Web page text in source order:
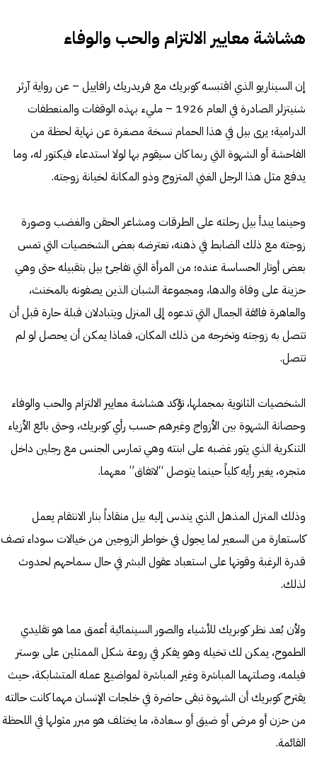
هشاشة معايير الالتزام والحب والوفاء
إن السيناريو الذي اقتبسه كوبريك مع فريدريك رافاييل – عن رواية آرثر
شنيتزلر الصادرة في العام 1926 – مليء بهذه الوقفات والمنعطفات
الدرامية؛ يرى بيل في هذا الحمام نسخة مصغرة عن نهاية لحظة من
الفاحشة أو الشهوة التي ربما كان سيقوم بها لولا استدعاء فيكتور له، وما
يدفع مثل هذا الرجل الغني المتزوج وذو المكانة لخيانة زوجته.
وحينما يبدأ بيل رحلته على الطرقات ومشاعر الحقن والغضب وصورة
زوجته مع ذلك الضابط في ذهنه، تعترضه بعض الشخصيات التي تمس
بعض أوتار الحساسة عنده؛ من المرأة التي تفاجئ بيل بتقبيله حتى وهي
حزينة على وفاة والدها، ومجموعة الشبان الذين يصفونه بالمخنث،
والعاهرة فائقة الجمال التي تدعوه إلى المنزل ويتبادلان قبلة حارة قبل أن
تتصل به زوجته وتخرجه من ذلك المكان، فماذا يمكن أن يحصل لو لم
تتصل.
الشخصيات الثانوية بمجملها، تؤكد هشاشة معايير الالتزام والحب والوفاء
وحصانة الشهوة بين الأزواج وغيرهم حسب رأي كوبريك، وحتى بائع الأزياء
التنكرية الذي يثور غضبه على ابنته وهي تمارس الجنس مع رجلين داخل
متجره، يغير رأيه كلياً حينما يتوصل “لاتفاق” معهما.
وذلك المنزل المذهل الذي يندس إليه بيل منقاداً بنار الانتقام يعمل
كاستعارة من السعير لما يجول في خواطر الزوجين من خيالات سوداء تصف
قدرة الرغبة وقوتها على استعباد عقول البشر في حال سماحهم لحدوث
لذلك.
ولأن بُعد نظر كوبريك للأشياء والصور السينمائية أعمق مما هو تقليدي
الطموح، يمكن لك تخيله وهو يفكر في روعة شكل الممثلين على بوستر
فيلمه، وصلتهما المباشرة وغير المباشرة لمواضيع عمله المتشابكة، حيث
يقترح كوبريك أن الشهوة تبقى حاضرة في خلجات الإنسان مهما كانت حالته
من حزن أو مرض أو ضيق أو سعادة، ما يختلف هو مبرر مثولها في اللحظة
القائمة.